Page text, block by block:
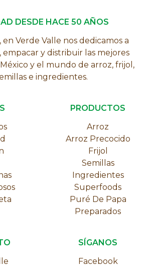
DESDE HACE 50 AÑOS
en Verde Valle nos dedicamos a
empacar y distribuir las mejores
y el mundo de arroz, frijol,
e ingredientes.
PRODUCTOS
Arroz
Arroz Precocido
Frijol
Semillas
Ingredientes
Superfoods
Puré De Papa
Preparados
SÍGANOS
Facebook